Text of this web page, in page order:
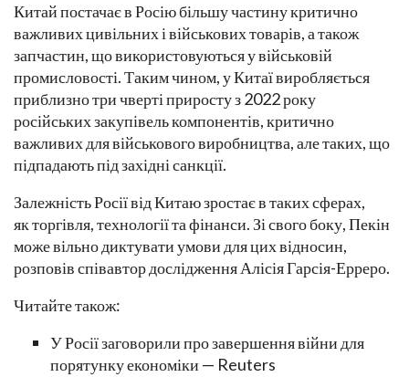
Китай постачає в Росію більшу частину критично
важливих цивільних і військових товарів, а також
запчастин, що використовуються у військовій
промисловості. Таким чином, у Китаї виробляється
приблизно три чверті приросту з 2022 року
російських закупівель компонентів, критично
важливих для військового виробництва, але таких, що
підпадають під західні санкції.
Залежність Росії від Китаю зростає в таких сферах,
як торгівля, технології та фінанси. Зі свого боку, Пекін
може вільно диктувати умови для цих відносин,
розповів співавтор дослідження Алісія Гарсія-Ерреро.
Читайте також:
У Росії заговорили про завершення війни для
порятунку економіки — Reuters